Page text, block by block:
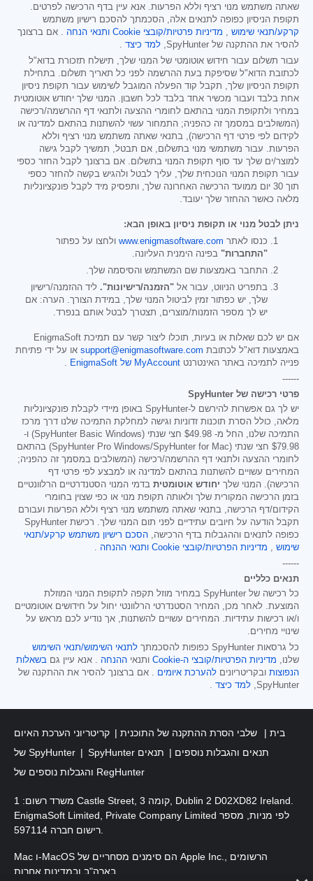
שאתה משתמש מנוי רציף וללא הפרעות. אנא עיין בדף הרכישה לפרטים.
תקופת הניסיון כפופה לתנאים אלה, הסכמתך להסכם רישיון משתמש
קרקע/תנאי שימוש
מדיניות פרטיות/קובצי Cookie ותנאי הנחה . אם ברצונך
להסיר את ההתקנה של SpyHunter,
למד כיצד
עבור תשלום עבור חידוש אוטומטי של המנוי שלך, תישלח תזכורת בדוא"ל
לכתובת הדוא"ל שסיפקת בעת ההרשמה לפני כל תאריך תשלום. בתחילת
תקופת הניסיון שלך, תקבל קוד הפעלה המוגבל לשימוש עבור תקופת ניסיון
אחת בלבד ועבור מכשיר אחד בלבד לכל חשבון. המנוי שלך יחודש אוטומטית
במחיר ולתקופת המנוי בהתאם לחומרי ההצעה ולתנאי דף ההרשמה/רכישה
(המשולבים במסמך זה כהפניה; התמחור עשוי להשתנות בהתאם למדינה או
לקידום לפי פרטי דף הרכישה), בתנאי שאתה משתמש מנוי רציף וללא
הפרעות. עבור משתמשי מנוי בתשלום, אם תבטל, תמשיך לקבל גישה
למוצר/ים שלך עד סוף תקופת המנוי בתשלום. אם ברצונך לקבל החזר כספי
עבור תקופת המנוי הנוכחית שלך, עליך לבטל ולהגיש בקשה להחזר כספי
תוך 30 יום ממועד הרכישה האחרונה שלך, ותפסיק מיד לקבל פונקציונליות
מלאה כאשר ההחזר שלך יעובד.
ניתן לבטל מנוי או תקופת ניסיון באופן הבא:
כנסו לאתר www.enigmasoftware.com ולחצו על כפתור
"התחברות" בפינה הימנית העליונה.
התחבר באמצעות שם המשתמש והסיסמה שלך.
בתפריט הניווט, עבור אל "הזמנה/רישיונות". ליד ההזמנה/רישיון
שלך, יש כפתור זמין לביטול המנוי שלך, במידת הצורך. הערה: אם
יש לך מספר הזמנות/מוצרים, תצטרך לבטל אותם בנפרד.
אם יש לכם שאלות או בעיות, תוכלו ליצור קשר עם תמיכת EnigmaSoft
באמצעות דוא"ל לכתובת support@enigmasoftware.com או על ידי פתיחת
פנייה לתמיכה באתר האינטרנט MyAccount של EnigmaSoft
.
------
פרטי רכישה של SpyHunter
יש לך גם אפשרות להירשם ל-SpyHunter באופן מיידי לקבלת פונקציונליות
מלאה, כולל הסרת תוכנות זדוניות וגישה למחלקת התמיכה שלנו דרך מרכז
התמיכה שלנו, החל מ- $49.98 חצי שנתי (SpyHunter Basic Windows) ו-
$79.98
חצי שנתי (SpyHunter Pro Windows/SpyHunter for Mac) בהתאם
לחומרי ההצעה ולתנאי דף ההרשמה/רכישה (המשולבים במסמך זה כהפניה;
המחירים עשויים להשתנות בהתאם למדינה או למבצע לפי פרטי דף
הרכישה). המנוי שלך יחודש אוטומטית בדמי המנוי הסטנדרטיים הרלוונטיים
בזמן הרכישה המקורית שלך ולאותה תקופת מנוי או כפי שצוין בחומרי
הקידום/דף הרכישה, בתנאי שאתה משתמש מנוי רציף וללא הפרעות ועבורם
תקבל הודעה על חיובים עתידיים לפני תום המנוי שלך. רכישת SpyHunter
כפופה לתנאים וההגבלות בדף הרכישה, הסכם רישיון משתמש קרקע/תנאי
שימוש , מדיניות הפרטיות/קובצי Cookie ותנאי ההנחה .
------
תנאים כלליים
כל רכישה של SpyHunter במחיר מוזל תקפה לתקופת המנוי המוזלת
המוצעת. לאחר מכן, המחיר הסטנדרטי הרלוונטי יחול על חידושים אוטומטיים
ו/או רכישות עתידיות. המחירים עשויים להשתנות, אך נודיע לכם מראש על
שינויי מחירים.
כל גרסאות SpyHunter כפופות להסכמתך
לתנאי השימוש/תנאי השימוש
שלנו, מדיניות הפרטיות/קובצי ה-Cookie ותנאי ההנחה . אנא עיין גם בשאלות
הנפוצות ובקריטריונים להערכת איומים . אם ברצונך להסיר את ההתקנה של
SpyHunter, למד כיצד .
בית שלבי הסרת ההתקנה של התוכנית
קריטריוני הערכת האיום
של SpyHunter
SpyHunter תנאים והגבלות נוספים
תנאים
והגבלות נוספים של RegHunter
משרד רשום: 1 Castle Street, קומה 3, Dublin 2 D02XD82 Ireland.
EnigmaSoft Limited, Private Company Limited לפי מניות, מספר
רישום חברה 597114.
Mac ו-MacOS הם סימנים מסחריים של Apple Inc., הרשומים